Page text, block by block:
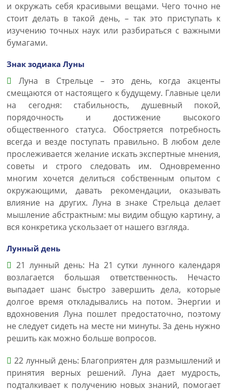
и окружать себя красивыми вещами. Чего точно не
стоит делать в такой день, – так это приступать к
изучению точных наук или разбираться с важными
бумагами.
Знак зодиака Луны
Луна в Стрельце – это день, когда акценты
смещаются от настоящего к будущему. Главные цели
на сегодня: стабильность, душевный покой,
порядочность и достижение высокого
общественного статуса. Обостряется потребность
всегда и везде поступать правильно. В любом деле
прослеживается желание искать экспертные мнения,
советы и строго следовать им. Одновременно
многим хочется делиться собственным опытом с
окружающими, давать рекомендации, оказывать
влияние на других. Луна в знаке Стрельца делает
мышление абстрактным: мы видим общую картину, а
вся конкретика ускользает от нашего взгляда.
Лунный день
21 лунный день: На 21 сутки лунного календаря
возлагается большая ответственность. Нечасто
выпадает шанс быстро завершить дела, которые
долгое время откладывались на потом. Энергии и
вдохновения Луна пошлет предостаточно, поэтому
не следует сидеть на месте ни минуты. За день нужно
решить как можно больше вопросов.
22 лунный день: Благоприятен для размышлений и
принятия верных решений. Луна дает мудрость,
подталкивает к получению новых знаний, помогает